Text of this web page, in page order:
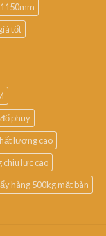
tốt
phuy
lượng cao
chịu lực cao
hàng 500kg mặt bàn